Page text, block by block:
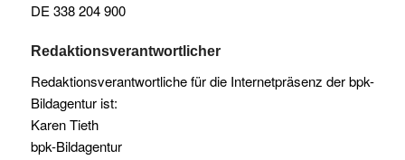
DE 338 204 900
Redaktionsverantwortlicher
Redaktionsverantwortliche für die Internetpräsenz der bpk-
Bildagentur ist:
Karen Tieth
bpk-Bildagentur